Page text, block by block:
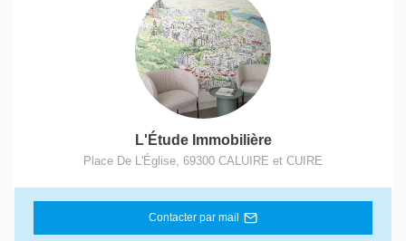
L'Étude Immobilière
Place De L'Église 69300 CALUIRE et CUIRE
Contacter par mail